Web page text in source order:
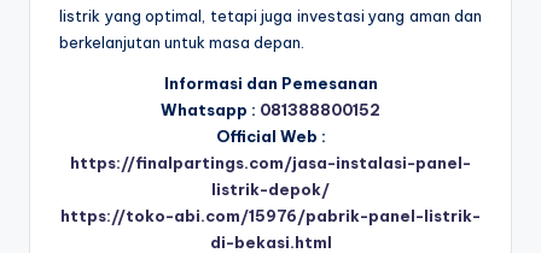
listrik yang optimal, tetapi juga investasi yang aman dan
berkelanjutan untuk masa depan.
Informasi dan Pemesanan
Whatsapp : 081388800152
Official Web :
https://finalpartings.com/jasa-instalasi-panel-
listrik-depok/
https://toko-abi.com/15976/pabrik-panel-listrik-
di-bekasi.html